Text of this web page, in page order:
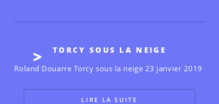
TORCY SOUS LA NEIGE
Roland Douarre Torcy sous la neige 23 janvier 2019
LIRE LA SUITE